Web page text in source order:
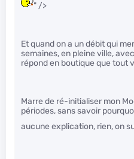
" />
Et quand on a un débit qui
semaines, en pleine ville,
répond en boutique que tout
Marre de ré-initialiser mon
périodes, sans savoir
aucune explication, rien, on